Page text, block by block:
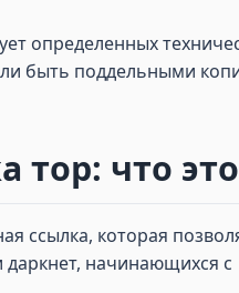
определенных
быть поддельными
тор: что
ссылка, которая
начинающихся с